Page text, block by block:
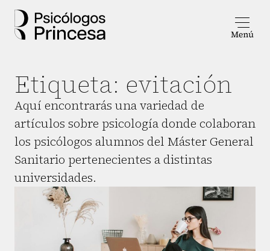
Etiqueta: evitación
Aquí encontrarás una variedad de
artículos sobre psicología donde colaboran
los psicólogos alumnos del Máster General
Sanitario pertenecientes a distintas
universidades.